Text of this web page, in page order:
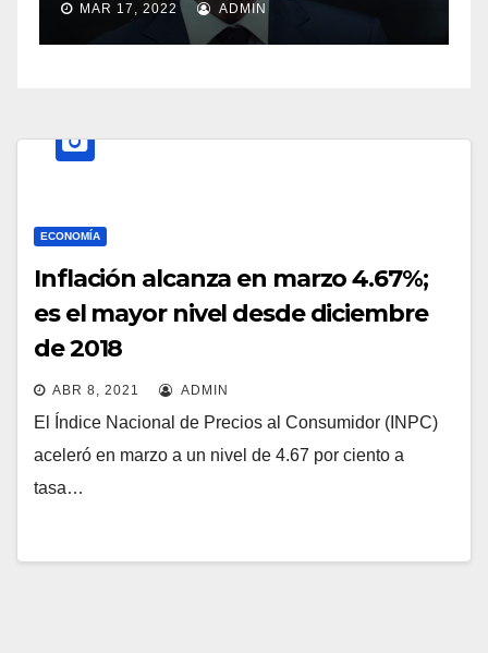
MAR 17, 2022 ADMIN
ECONOMÍA
Inflación alcanza en marzo 4.67%;
es el mayor nivel desde diciembre
de 2018
ABR 8, 2021 ADMIN
El Índice Nacional de Precios al Consumidor (INPC)
aceleró en marzo a un nivel de 4.67 por ciento a
tasa…